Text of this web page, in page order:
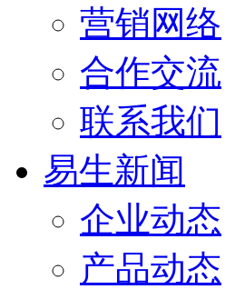
营销网络
合作交流
联系我们
易生新闻
企业动态
产品动态